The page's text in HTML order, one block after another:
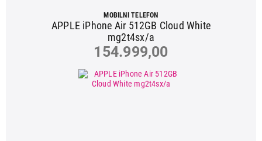
MOBILNI TELEFON
APPLE iPhone Air 512GB Cloud White
mg2t4sx/a
154.999,00